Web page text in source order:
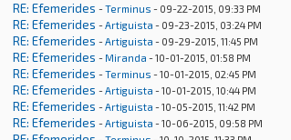
RE: Efemerides -Terminus - 09-22-2015, 09:33 PM
RE: Efemerides -Artiguista - 09-23-2015, 03:24 PM
RE: Efemerides -Artiguista - 09-29-2015, 11:45 PM
RE: Efemerides - Miranda - 10-01-2015, 01:58 PM
RE: Efemerides -Terminus - 10-01-2015, 02:45 PM
RE: Efemerides -Artiguista - 10-01-2015, 10:44 PM
RE: Efemerides -Artiguista - 10-05-2015, 11:42 PM
RE: Efemerides -Artiguista - 10-06-2015, 09:58 PM